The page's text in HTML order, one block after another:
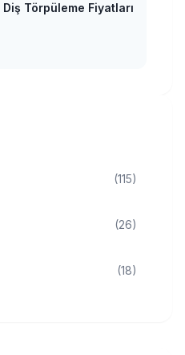
Törpüleme Fiyatları
(115)
(26)
(18)